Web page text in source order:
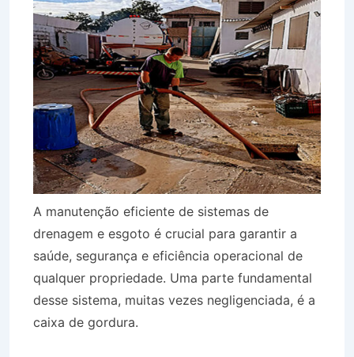
A manutenção eficiente de sistemas de
drenagem e esgoto é crucial para garantir a
saúde, segurança e eficiência operacional de
qualquer propriedade. Uma parte fundamental
desse sistema, muitas vezes negligenciada, é a
caixa de gordura.